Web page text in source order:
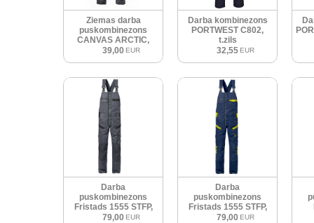
Ziemas darba
puskombinezons
CANVAS ARCTIC,
t.zils
39,00 EUR
Darba kombinezons
PORTWEST C802,
t.zils
32,55 EUR
Darba
puskombinezons
Fristads 1555 STFP,
pelēks/melns
79,00 EUR
Darba
puskombinezons
Fristads 1555 STFP,
zils/dzeltens
79,00 EUR